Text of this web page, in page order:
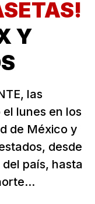
Y
las
lunes en los
de México y
desde
país, hasta